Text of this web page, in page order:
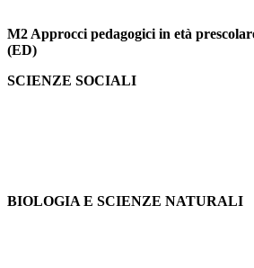
M2 Approcci pedagogici in età
(ED)
SCIENZE SOCIALI
BIOLOGIA E SCIENZE NATURALI